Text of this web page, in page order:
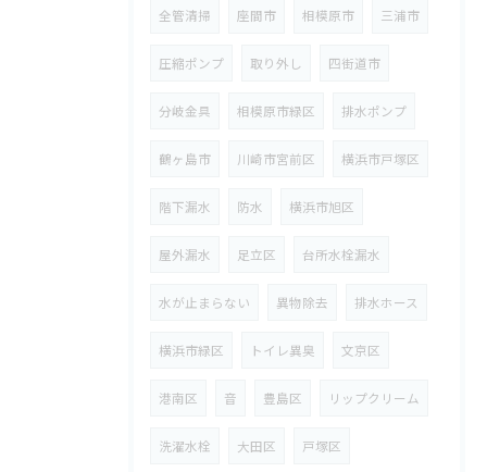
全管清掃 座間市 相模原市 三浦市
圧縮ポンプ 取り外し 四街道市
分岐金具 相模原市緑区 排水ポンプ
鶴ヶ島市 川崎市宮前区 横浜市戸塚区
階下漏水 防水 横浜市旭区
屋外漏水 足立区 台所水栓漏水
水が止まらない 異物除去 排水ホース
横浜市緑区 トイレ異臭 文京区
港南区 音 豊島区 リップクリーム
洗濯水栓 大田区 戸塚区